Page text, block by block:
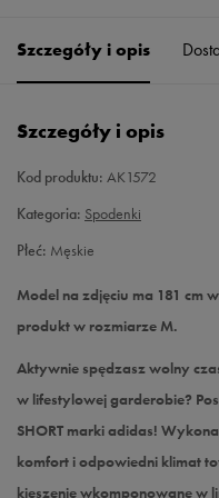
L Powiadom o
Szczegóły i opis
Szczegóły i opis
Kod produktu: AK1572
Kategoria: Spodenki
Płeć: Męskie
Model na zdjęciu ma 181 cm
produkt w rozmiarze M.
Aktywnie spędzasz wolny
w lifestylowej garderobie?
SHORT marki adidas!
komfort i odpowiedni klimat
kieszenie wkomponowane w